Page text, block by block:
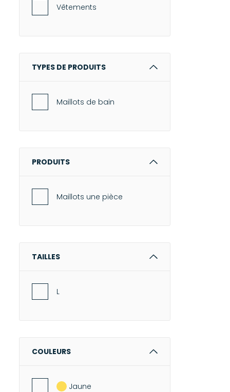
Roseanna
Vêtements
TYPES DE PRODUITS
Maillots de bain
PRODUITS
Maillots une pièce
TAILLES
L
COULEURS
Jaune